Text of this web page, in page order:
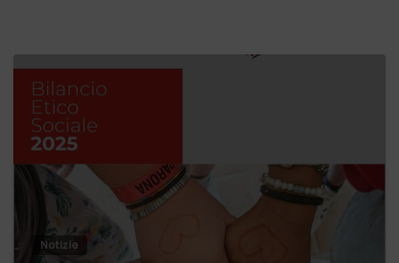
Notizie